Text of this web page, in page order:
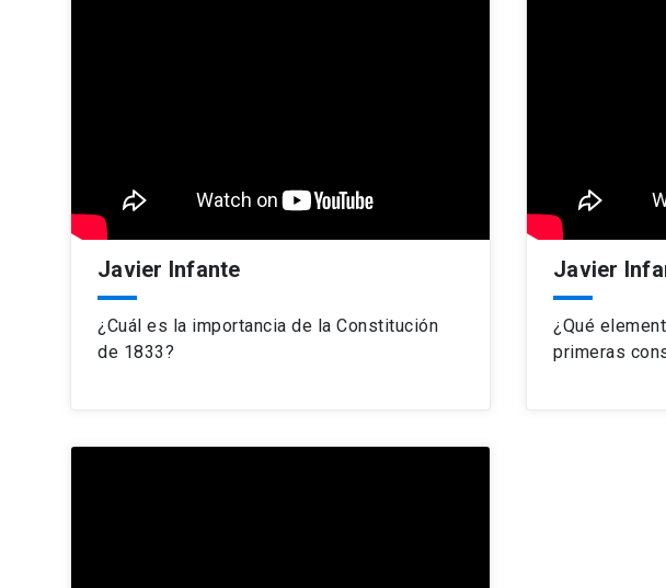
Javier Infante
¿Cuál es la importancia de la Constitución
de 1833?
Javier
¿Qué
primeras